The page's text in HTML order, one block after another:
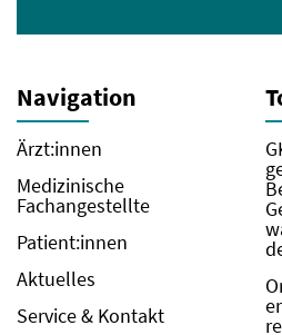
Navigation
Ärzt:innen
Medizinische
Fachangestellte
Patient:innen
Aktuelles
Service & Kontakt